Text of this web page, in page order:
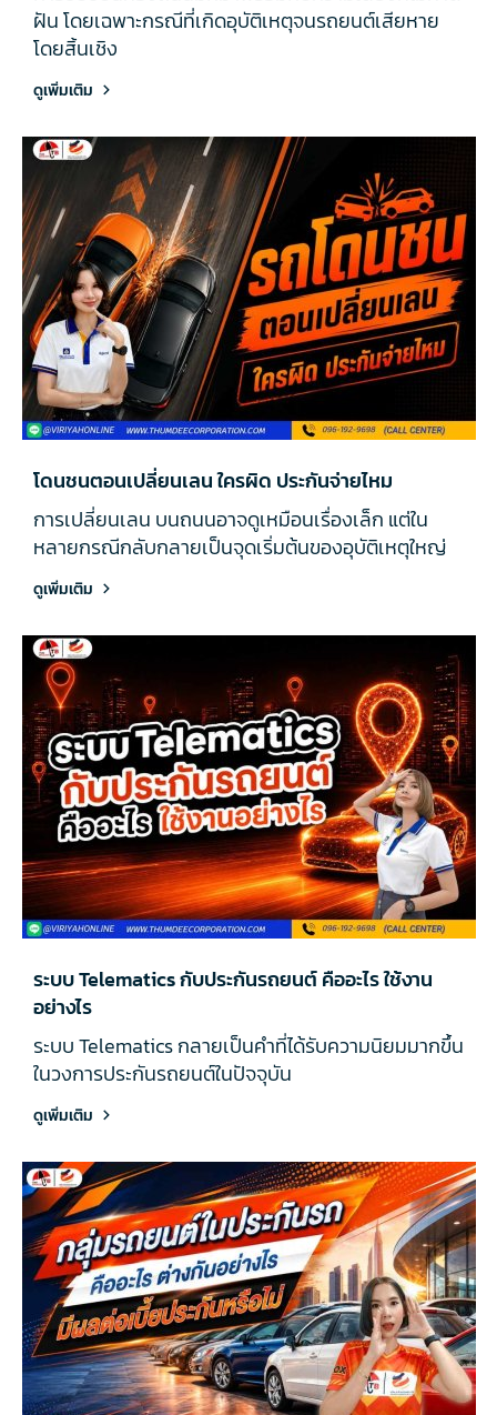
ฝัน โดยเฉพาะกรณีที่เกิดอุบัติเหตุจนรถยนต์เสียหาย
โดยสิ้นเชิง
ดูเพิ่มเติม
โดนชนตอนเปลี่ยนเลน ใครผิด ประกันจ่ายไหม
การเปลี่ยนเลน บนถนนอาจดูเหมือนเรื่องเล็ก แต่ใน
หลายกรณีกลับกลายเป็นจุดเริ่มต้นของอุบัติเหตุใหญ่
ดูเพิ่มเติม
ระบบ Telematics กับประกันรถยนต์ คืออะไร ใช้งาน
อย่างไร
ระบบ Telematics กลายเป็นคำที่ได้รับความนิยมมากขึ้น
ในวงการประกันรถยนต์ในปัจจุบัน
ดูเพิ่มเติม